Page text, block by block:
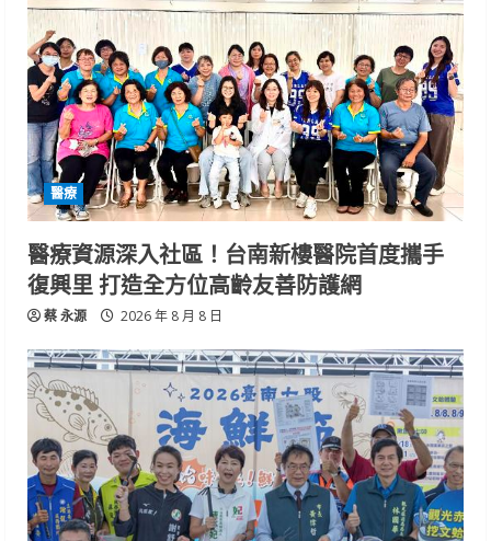
醫療
醫療資源深入社區！台南新樓醫院首度攜手
復興里 打造全方位高齡友善防護網
蔡 永源 2026 年 8 月 8 日